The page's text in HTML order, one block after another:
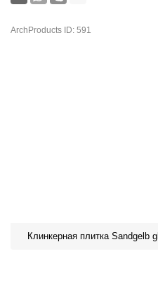
ArchProducts ID: 591
Клинкерная плитка Sandgelb